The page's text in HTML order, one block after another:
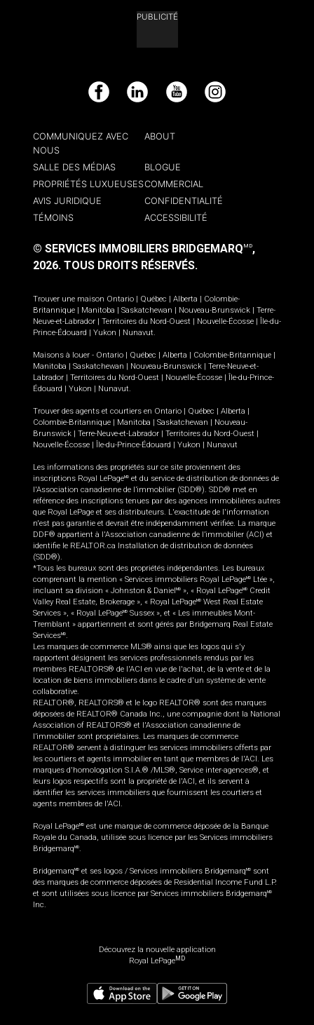
PUBLICITÉ
Facebook LinkedIn YouTube Instagram
COMMUNIQUEZ AVEC
NOUS
ABOUT
SALLE DES MÉDIAS
BLOGUE
PROPRIÉTÉS LUXUEUSESCOMMERCIAL
AVIS JURIDIQUE
CONFIDENTIALITÉ
TÉMOINS
ACCESSIBILITÉ
© SERVICES IMMOBILIERS BRIDGEMARQ MD,
2026. TOUS DROITS RÉSERVÉS.
Trouver une maison Ontario Québec Alberta
Colombie-
Britannique
Manitoba Saskatchewan Nouveau-Brunswick
Terre-
Neuve-et-Labrador
Territoires du Nord-Ouest Nouvelle-Écosse
Île-du-
Prince-Édouard
Yukon Nunavut.
Maisons à louer - Ontario Québec Alberta Colombie-Britannique
Manitoba
Saskatchewan Nouveau-Brunswick
Terre-Neuve-et-
Labrador
Territoires du Nord-Ouest Nouvelle-Écosse
Île-du-Prince-
Édouard
Yukon Nunavut.
Trouver des agents et courtiers en Ontario Québec Alberta
Colombie-Britannique
Manitoba Saskatchewan
Nouveau-
Brunswick
Terre-Neuve-et-Labrador Territoires du Nord-Ouest
Nouvelle-Écosse
Île-du-Prince-Édouard Yukon Nunavut
Les informations des propriétés sur ce site proviennent des
inscriptions Royal LePageMD et du service de distribution de données de
l'Association canadienne de l’immobilier (SDD®). SDD® met en
référence des inscriptions tenues par des agences immobilières autres
que Royal LePage et ses distributeurs. L'exactitude de l'information
n'est pas garantie et devrait être indépendamment vérifiée. La marque
DDF® appartient à l'Association canadienne de l’immobilier (ACI) et
identifie le REALTOR.ca Installation de distribution de données
(SDD®).
*Tous les bureaux sont des propriétés indépendantes. Les bureaux
comprenant la mention « Services immobiliers Royal LePageMD
Ltée »,
incluant sa division « Johnston & Daniel MD », « Royal LePageMD
Credit
Valley Real Estate, Brokerage », « Royal LePageMD West Real Estate
Services », « Royal LePageMD Sussex », et « Les immeubles Mont-
Tremblant » appartiennent et sont gérés par Bridgemarq Real Estate
ServicesMD.
Les marques de commerce MLS® ainsi que les logos qui s'y
rapportent désignent les services professionnels rendus par les
membres REALTORS® de l'ACI en vue de l'achat, de la vente et de la
location de biens immobiliers dans le cadre d'un système de vente
collaborative.
REALTOR®, REALTORS® et le logo REALTOR® sont des marques
déposées de REALTOR® Canada Inc., une compagnie dont la National
Association of REALTORS® et l'Association canadienne de
l’immobilier sont propriétaires. Les marques de commerce
REALTOR® servent à distinguer les services immobiliers offerts par
les courtiers et agents immobilier en tant que membres de l'ACI. Les
marques d'homologation S.I.A.® /MLS®, Service inter-agences®, et
leurs logos respectifs sont la propriété de l'ACI, et ils servent à
identifier les services immobiliers que fournissent les courtiers et
agents membres de l'ACI.
Royal LePageMD est une marque de commerce déposée de la Banque
Royale du Canada, utilisée sous licence par les Services immobiliers
BridgemarqMD.
BridgemarqMD et ses logos / Services immobiliers BridgemarqMD
sont
des marques de commerce déposées de Residential Income Fund L.P.
et sont utilisées sous licence par Services immobiliers BridgemarqMD
Inc.
Découvrez la nouvelle application
Royal LePageMD